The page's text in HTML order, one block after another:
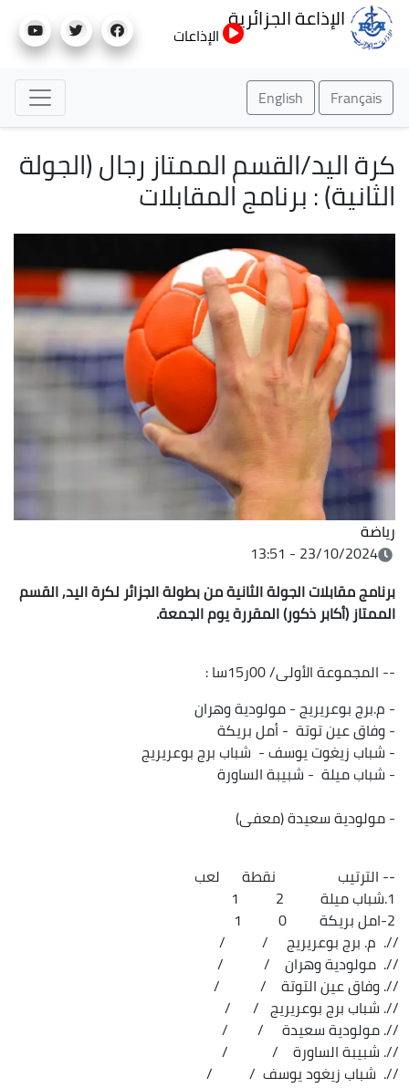
إلى
الإذاعة الجزائرية
الإذاعات
Français
English
كرة اليد/القسم الممتاز رجال (الجولة
الثانية) : برنامج المقابلات
رياضة
23/10/2024 - 13:51
برنامج مقابلات الجولة الثانية من بطولة الجزائر لكرة اليد, القسم
الممتاز (أكابر ذكور) المقررة يوم الجمعة.
-- المجموعة الأولى/ 00ر15سا :
- م.برج بوعريريج - مولودية وهران
- وفاق عين توتة - أمل بريكة
- شباب زيغوت يوسف - شباب برج بوعريريج
- شباب ميلة - شبيبة الساورة
- مولودية سعيدة (معفى)
-- الترتيب نقطة لعب
//. م. برج بوعريريج / /
//. مولودية وهران / /
//. وفاق عين التوتة / /
//. شباب برج بوعريريج / /
//. مولودية سعيدة / /
//. شبيبة الساورة / /
//. شباب زيغود يوسف / /